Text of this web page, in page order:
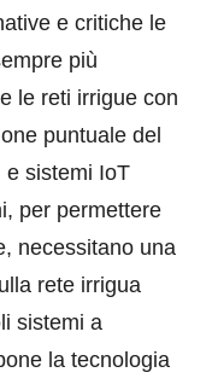
e critiche le
più
le reti irrigue con
puntuale del
e sistemi IoT
per permettere
necessitano una
rete irrigua
sistemi a
la tecnologia